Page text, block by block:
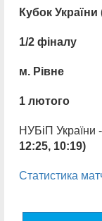
Кубок України
1/2 фіналу
м. Рівне
1 лютого
НУБіП України -
12:25, 10:19)
Статистика